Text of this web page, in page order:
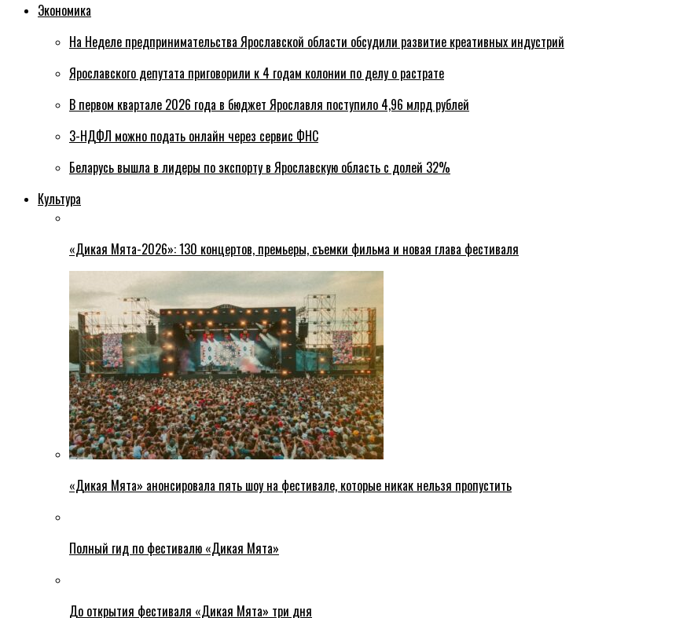
Экономика
На Неделе предпринимательства Ярославской области обсудили развитие креативных индустрий
Ярославского депутата приговорили к 4 годам колонии по делу о растрате
В первом квартале 2026 года в бюджет Ярославля поступило 4,96 млрд рублей
3-НДФЛ можно подать онлайн через сервис ФНС
Беларусь вышла в лидеры по экспорту в Ярославскую область с долей 32%
Культура
«Дикая Мята-2026»: 130 концертов, премьеры, съемки фильма и новая глава фестиваля
«Дикая Мята» анонсировала пять шоу на фестивале, которые никак нельзя пропустить
Полный гид по фестивалю «Дикая Мята»
До открытия фестиваля «Дикая Мята» три дня